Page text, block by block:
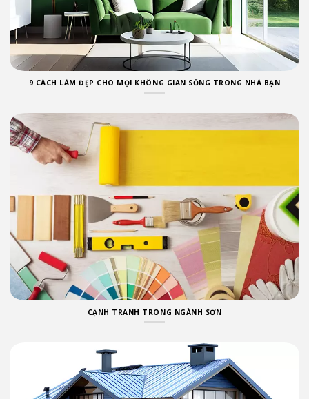
9 CÁCH LÀM ĐẸP CHO MỌI KHÔNG GIAN SỐNG TRONG NHÀ BẠN
CẠNH TRANH TRONG NGÀNH SƠN